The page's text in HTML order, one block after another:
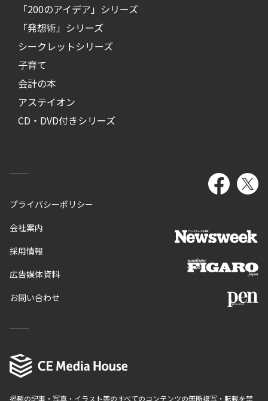
「200のアイデア」シリーズ
「発想術」シリーズ
シークレットシリーズ
子育て
会計の本
アステイオン
CD・DVD付きシリーズ
プライバシーポリシー
会社案内
採用情報
広告媒体資料
お問い合わせ
掲載の記事・写真・イラスト等のすべてのコンテンツの無断複写・転載を禁